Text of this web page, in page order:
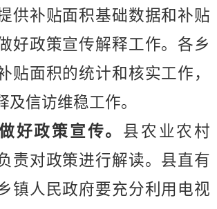
供补贴面积基础数据和补贴
好政策宣传解释工作。各乡
贴面积的统计和核实工作，
及信访维稳工作。
好政策宣传。 县农业农村
责对政策进行解读。县直有
镇人民政府要充分利用电视